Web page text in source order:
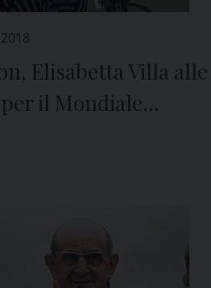
Elisabetta Villa alle
il Mondiale